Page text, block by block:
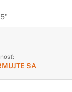
SA